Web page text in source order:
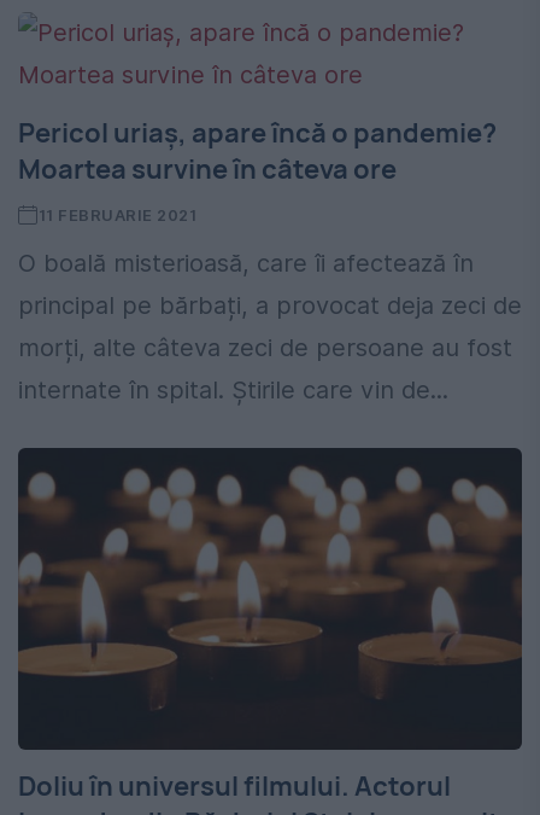
Pericol uriaș, apare încă o pandemie?
Moartea survine în câteva ore
11 FEBRUARIE 2021
O boală misterioasă, care îi afectează în
principal pe bărbați, a provocat deja zeci de
morți, alte câteva zeci de persoane au fost
internate în spital. Știrile care vin de...
Doliu în universul filmului. Actorul